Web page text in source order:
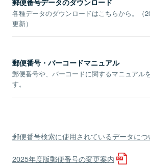
郵便番号データのダウンロード
各種データのダウンロードはこちらから。（
更新）
郵便番号・バーコードマニュアル
郵便番号や、バーコードに関するマニュアル
す。
郵便番号検索に使用されているデータにつ
2025年度版郵便番号の変更案内